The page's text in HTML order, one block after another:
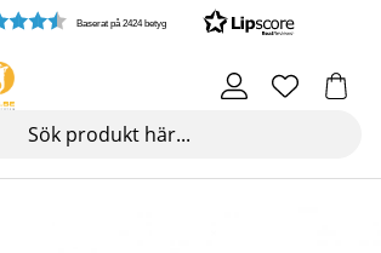
Baserat på 2424 betyg